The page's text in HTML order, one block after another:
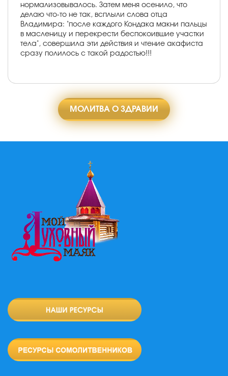
нормализовывалось. Затем меня осенило, что
делаю что-то не так, всплыли слова отца
Владимира: "после каждого Кондака макни пальцы
в масленицу и перекрести беспокоившие участки
тела", совершила эти действия и чтение акафиста
сразу полилось с такой радостью!!!
МОЛИТВА О ЗДРАВИИ